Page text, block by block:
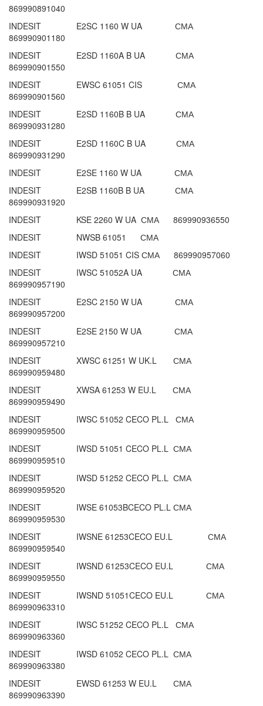
869990891040
INDESIT E2SC 1160 W UA СМА
869990901180
INDESIT E2SD 1160A B UA СМА
869990901550
INDESIT EWSC 61051 CIS СМА
869990901560
INDESIT E2SD 1160B B UA СМА
869990931280
INDESIT E2SD 1160C B UA СМА
869990931290
INDESIT E2SE 1160 W UA СМА
INDESIT E2SB 1160B B UA СМА
869990931920
INDESIT KSE 2260 W UA СМА 869990936550
INDESIT NWSB 61051 СМА
INDESIT IWSD 51051 CIS СМА 869990957060
INDESIT IWSC 51052A UA СМА
869990957190
INDESIT E2SC 2150 W UA СМА
869990957200
INDESIT E2SE 2150 W UA СМА
869990957210
INDESIT XWSC 61251 W UK.L СМА
869990959480
INDESIT XWSA 61253 W EU.L СМА
869990959490
INDESIT IWSC 51052 CECO PL.L СМА
869990959500
INDESIT IWSD 51051 CECO PL.L СМА
869990959510
INDESIT IWSD 51252 CECO PL.L СМА
869990959520
INDESIT IWSE 61053BCECO PL.L СМА
869990959530
INDESIT IWSNE 61253CECO EU.L СМА
869990959540
INDESIT IWSND 61253CECO EU.L СМА
869990959550
INDESIT IWSND 51051CECO EU.L СМА
869990963310
INDESIT IWSC 51252 CECO PL.L СМА
869990963360
INDESIT IWSD 61052 CECO PL.L СМА
869990963380
INDESIT EWSD 61253 W EU.L СМА
869990963390